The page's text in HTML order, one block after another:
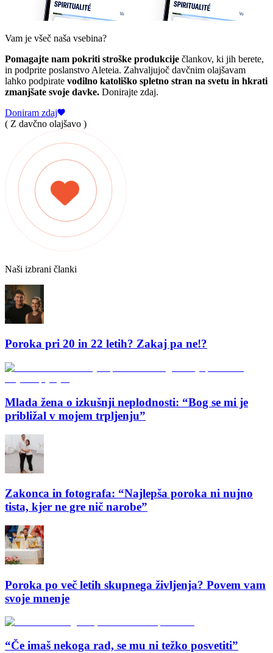
Vam je všeč naša vsebina?
Pomagajte nam pokriti stroške produkcije člankov, ki jih berete,
in podprite poslanstvo Aleteia. Zahvaljujoč davčnim olajšavam
lahko podpirate vodilno katoliško spletno stran na svetu in hkrati
zmanjšate svoje davke. Donirajte zdaj.
Doniram zdaj
( Z davčno olajšavo )
Naši izbrani članki
Poroka pri 20 in 22 letih? Zakaj pa ne!?
Mlada žena o izkušnji neplodnosti: “Bog se mi je
približal v mojem trpljenju”
Zakonca in fotografa: “Najlepša poroka ni nujno
tista, kjer ne gre nič narobe”
Poroka po več letih skupnega življenja? Povem vam
svoje mnenje
“Če imaš nekoga rad, se mu ni težko posvetiti”